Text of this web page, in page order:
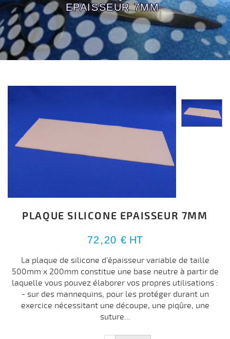
EPAISSEUR 7MM
PLAQUE SILICONE EPAISSEUR 7MM
72,20 € HT
La plaque de silicone d'épaisseur variable de taille
500mm x 200mm constitue une base neutre à partir de
laquelle vous pouvez élaborer vos propres utilisations :
- sur des mannequins, pour les protéger durant un
exercice nécessitant une découpe, une piqûre, une
suture...